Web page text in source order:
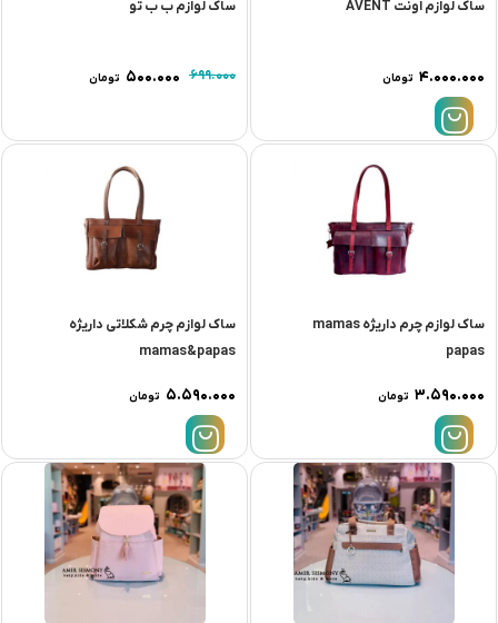
ساک لوازم اونت AVENT
۴.۰۰۰.۰۰۰ تومان
ساک لوازم ب ب تو
۶۹۹.۰۰۰ ۵۰۰.۰۰۰ تومان
ساک لوازم چرم داريژه mamas
papas
۳.۵۹۰.۰۰۰ تومان
ساک لوازم چرم شکلاتی داريژه
mamas&papas
۵.۵۹۰.۰۰۰ تومان